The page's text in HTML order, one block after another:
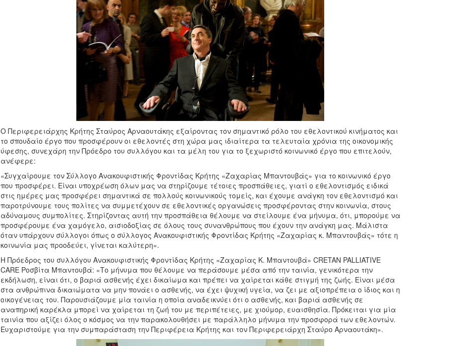
Ο Περιφερειάρχης Κρήτης Σταύρος Αρναουτάκης εξαίροντας τον σημαντικό ρόλο του εθελοντικού κινήματος και
το σπουδαίο έργο που προσφέρουν οι εθελοντές στη χώρα μας ιδιαίτερα τα τελευταία χρόνια της οικονομικής
ύφεσης, συνεχάρη την Πρόεδρο του συλλόγου και τα μέλη του για το ξεχωριστό κοινωνικό έργο που επιτελούν,
ανέφερε:
«Συγχαίρουμε τον Σύλλογο Ανακουφιστικής Φροντίδας Κρήτης «Ζαχαρίας Μπαντουβάς» για το κοινωνικό έργο
που προσφέρει. Είναι υποχρέωση όλων μας να στηρίζουμε τέτοιες προσπάθειες, γιατί ο εθελοντισμός ειδικά
στις ημέρες μας προσφέρει σημαντικά σε πολλούς κοινωνικούς τομείς, και έχουμε ανάγκη τον εθελοντισμό και
παροτρύνουμε τους πολίτες να συμμετέχουν σε εθελοντικές οργανώσεις προσφέροντας στην κοινωνία, στους
αδύναμους συμπολίτες. Στηρίζοντας αυτή την προσπάθεια θέλουμε να στείλουμε ένα μήνυμα, ότι, μπορούμε να
προσφέρουμε ένα χαμόγελο, αισιοδοξίας σε όλους τους συνανθρώπους που έχουν την ανάγκη μας. Μάλιστα
όταν υπάρχουν σύλλογοι όπως ο σύλλογος Ανακουφιστικής Φροντίδας Κρήτης «Ζαχαρίας κ. Μπαντουβάς» τότε η
κοινωνία μας προοδεύει, γίνεται καλύτερη».
Η Πρόεδρος του συλλόγου Ανακουφιστικής Φροντίδας Κρήτης «Ζαχαρίας Κ. Μπαντουβά» CRETAN PALLIATIVE
CARE Ροσβίτα Μπαντουβά: «Το μήνυμα που θέλουμε να περάσουμε μέσα από την ταινία, γενικότερα την
εκδήλωση, είναι ότι, ο βαριά ασθενής έχει δικαίωμα και πρέπει να χαίρεται κάθε στιγμή της ζωής. Είναι μέσα
στα ανθρώπινα δικαιώματα να μην πονάει ο ασθενής, να έχει ψυχική υγεία, να ζει με αξιοπρέπεια ο ίδιος και η
οικογένειας του. Παρουσιάζουμε μία ταινία η οποία αναδεικνύει ότι ο ασθενής, και βαριά ασθενής σε
αναπηρική καρέκλα μπορεί να χαίρεται τη ζωή του με περιπέτειες, με χιούμορ, ευαισθησία. Πρόκειται για μία
ταινία που αξίζει όλος ο κόσμος να την παρακολουθήσει με παράλληλο μήνυμα την προσφορά των εθελοντών.
Ευχαριστούμε για την συμπαράσταση την Περιφέρεια Κρήτης και τον Περιφερειάρχη Σταύρο Αρναουτάκη».